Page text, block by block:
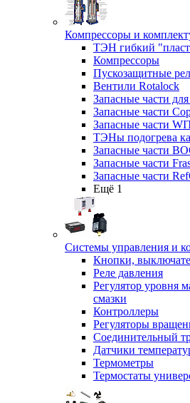
Компрессоры и
ТЭН гибкий
Компрессоры
Пускозащитные
Вентили Rotalock
Запасные части
Запасные части
Запасные части
ТЭНы подогрева
Запасные части
Запасные части
Запасные части
Ещё 1
Системы управления и
Кнопки,
Реле давления
Регулятор уровня
смазки
Контроллеры
Регуляторы
Соединительный
Датчики
Термометры
Термостаты